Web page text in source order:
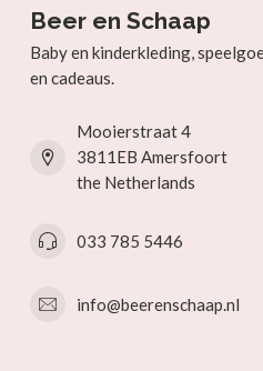
Beer en Schaap
Baby en kinderkleding,
en cadeaus.
Mooierstraat 4
3811EB Amersfoort
the Netherlands
033 785 5446
info@beerenschaap.nl